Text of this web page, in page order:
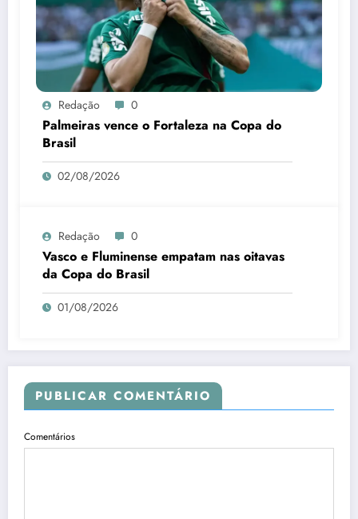
Redação 0
Palmeiras vence o Fortaleza na Copa do
Brasil
02/08/2026
Redação 0
Vasco e Fluminense empatam nas oitavas
da Copa do Brasil
01/08/2026
PUBLICAR COMENTÁRIO
Comentários